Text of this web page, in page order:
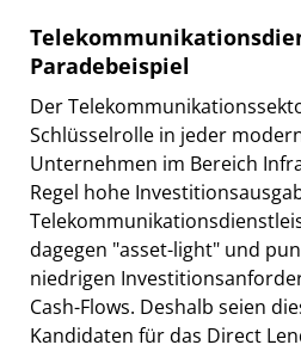
Paradebeispiel
Der
Schlüsselrolle in jeder
Unternehmen im Bereich
Regel hohe
dagegen "asset-light" und
niedrigen
Cash-Flows. Deshalb seien
Kandidaten für das Direct